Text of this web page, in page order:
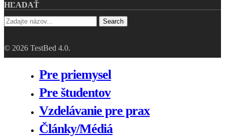
HĽADAŤ
Search
© 2026 TestBed 4.0.
Pre priemysel
Pre študentov
Vzdelávanie pre prax
Články/Médiá